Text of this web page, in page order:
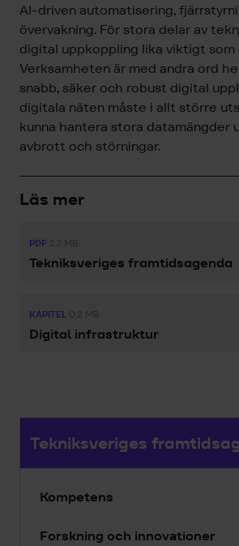
AI-driven automatisering,
övervakning. För stora delar av
digital uppkoppling lika viktigt som
Verksamheten är med andra ord
snabb, säker och robust digital
digitala näten måste i allt större
kunna hantera stora datamängder
avbrott och störningar.
Läs mer
PDF 2.7 MB
Tekniksveriges framtidsagenda
KAPITEL 0.2 MB
Digital infrastruktur
Tekniksveriges
Kompetens
Forskning och innovationer